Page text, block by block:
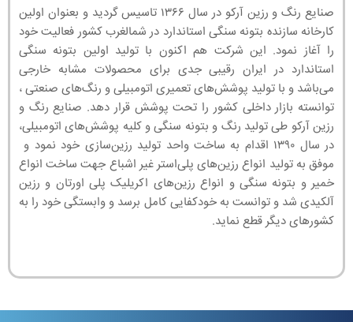
صنایع رنگ و رزین آرکو در سال ۱۳۶۶ تاسیس گردید و بعنوان اولین
کارخانه سازنده بتونه سنگی استاندارد در شمالغرب کشور فعالیت خود
را آغاز نمود. این شرکت هم اکنون با تولید اولین بتونه سنگی
استاندارد در ایران رقیبی جدی برای محصولات مشابه خارجی
می‌باشد و با تولید پوشش‌های تعمیری اتومبیلی و رنگ‌های صنعتی ،
توانسته بازار داخلی کشور را تحت پوشش قرار دهد. صنایع رنگ و
رزین آرکو طی تولید رنگ و بتونه سنگی و کلیه پوشش‌های اتومبیلی،
در سال ۱۳۹۰ اقدام به ساخت واحد تولید رزین‌سازی خود نمود و
موفق به تولید انواع رزین‌های پلی‌استر غیر اشباع جهت ساخت انواع
خمیر و بتونه سنگی و انواع رزین‌های اکریلیک پلی اورتان و رزین
آلکیدی شد و توانست به خودکفایی کامل برسد و وابستگی خود را به
کشورهای دیگر قطع نماید.